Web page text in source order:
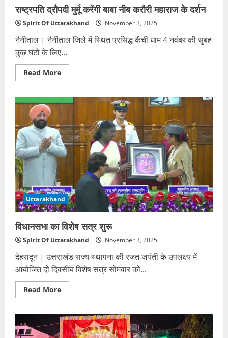
राष्ट्रपति द्रौपदी मुर्मू करेंगी बाबा नीब करौरी महाराज के दर्शन
Spirit Of Uttarakhand November 3, 2025
नैनीताल | नैनीताल जिले में स्थित प्रसिद्ध कैंची धाम 4 नवंबर की सुबह
कुछ घंटों के लिए...
Read MoreRead
more
द्रौपदी
मुर्मू
बाबा
नीब
करौरी
महाराज
के
दर्शन
Uttarakhand
विधानसभा का विशेष सत्र शुरू
Spirit Of Uttarakhand November 3, 2025
देहरादून | उत्तराखंड राज्य स्थापना की रजत जयंती के उपलक्ष्य में
आयोजित दो दिवसीय विशेष सत्र सोमवार को...
Read MoreRead
more
का
विशेष
सत्र